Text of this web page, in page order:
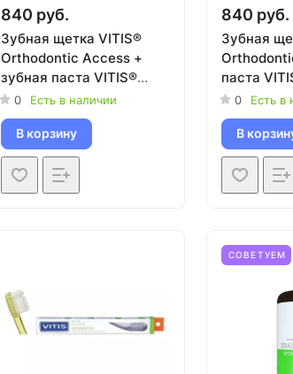
840 руб.
Зубная щетка VITIS®
Orthodontic Access +
зубная паста VITIS®
Orthodontic 15 мл
0 Есть в наличии
В корзину
840 руб.
Зубная
паста
15мл
0 Есть в
В
СОВЕТУЕМ